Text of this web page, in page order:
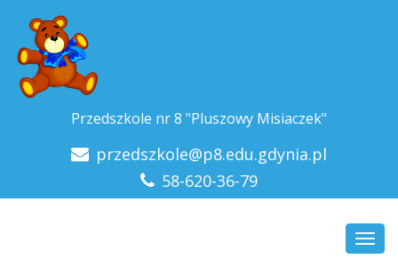
Przedszkole nr 8 "Pluszowy Misiaczek"
przedszkole@p8.edu.gdynia.pl
58-620-36-79